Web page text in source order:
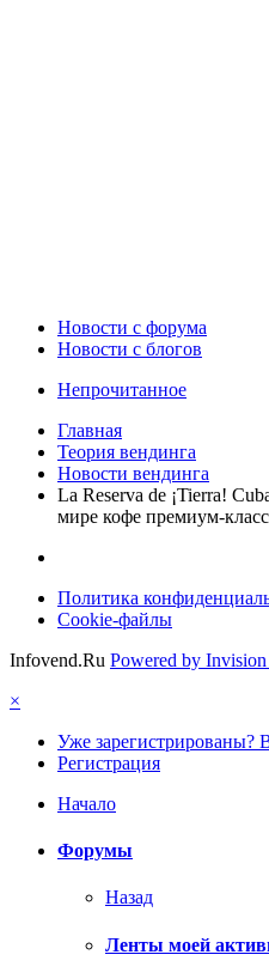
Новости c форума
Новости с блогов
Непрочитанное
Главная
Теория вендинга
Новости вендинга
La Reserva de ¡Tierra!
мире кофе премиум-
Политика
Cookie-файлы
Infovend.Ru Powered by
×
Уже зарегистрированы?
Регистрация
Начало
Форумы
Назад
Ленты моей